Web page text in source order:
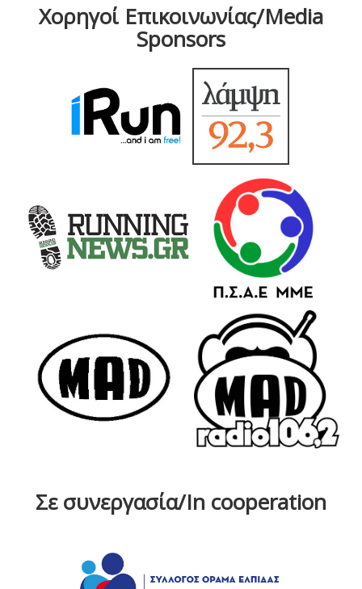
Χορηγοί Επικοινωνίας/Media
Sponsors
Σε συνεργασία/In cooperation